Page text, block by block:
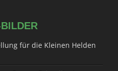
für die Kleinen Helden